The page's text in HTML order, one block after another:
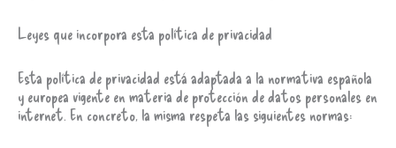
Leyes que incorpora esta política de privacidad
Esta política de privacidad está adaptada a la normativa española
y europea vigente en materia de protección de datos personales en
internet. En concreto, la misma respeta las siguientes normas: